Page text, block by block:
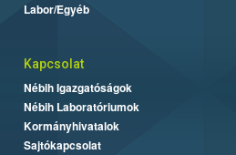
Labor/Egyéb
Kapcsolat
Nébih Igazgatóságok
Nébih Laboratóriumok
Kormányhivatalok
Sajtókapcsolat